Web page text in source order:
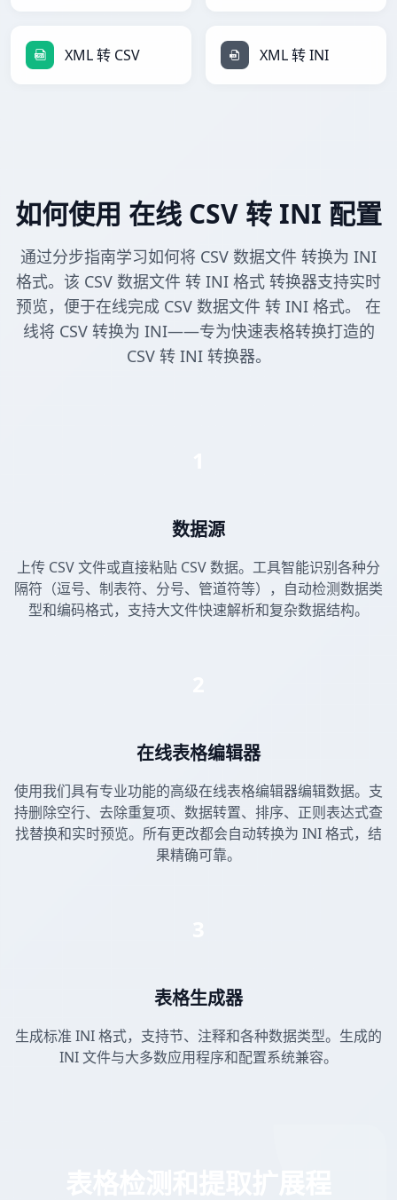
XML 转 CSV XML 转 INI
如何使用 在线 CSV 转 INI 配置
通过分步指南学习如何将 CSV 数据文件 转换为 INI
格式。该 CSV 数据文件 转 INI 格式 转换器支持实时
预览，便于在线完成 CSV 数据文件 转 INI 格式。 在
线将 CSV 转换为 INI——专为快速表格转换打造的
CSV 转 INI 转换器。
数据源
上传 CSV 文件或直接粘贴 CSV 数据。工具智能识别各种分
隔符（逗号、制表符、分号、管道符等），自动检测数据类
型和编码格式，支持大文件快速解析和复杂数据结构。
在线表格编辑器
使用我们具有专业功能的高级在线表格编辑器编辑数据。支
持删除空行、去除重复项、数据转置、排序、正则表达式查
找替换和实时预览。所有更改都会自动转换为 INI 格式，结
果精确可靠。
表格生成器
生成标准 INI 格式，支持节、注释和各种数据类型。生成的
INI 文件与大多数应用程序和配置系统兼容。